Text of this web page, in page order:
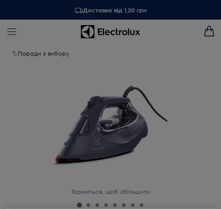
Доставка від 1,20 грн
Поради з вибору
Торкніться, щоб збільшити